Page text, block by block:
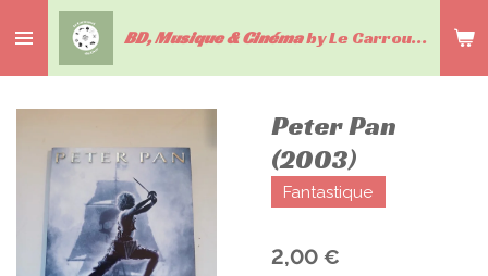
au
contenu
BD, Musique & Cinémaby Le Carrousel du livre
Peter Pan
(2003)
Fantastique
2,00 €